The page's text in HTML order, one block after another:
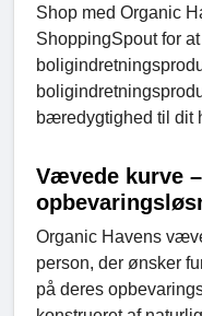
Shop med Organic
ShoppingSpout for
bæredygtighed til dit
Vævede kurve
Organic Havens
person, der ønsker
på deres